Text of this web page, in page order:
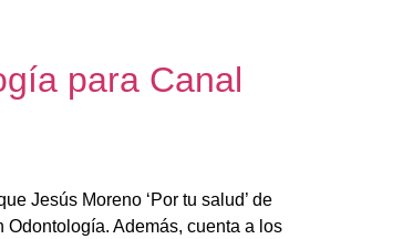
para Canal
Jesús Moreno ‘Por tu salud’ de
Además, cuenta a los